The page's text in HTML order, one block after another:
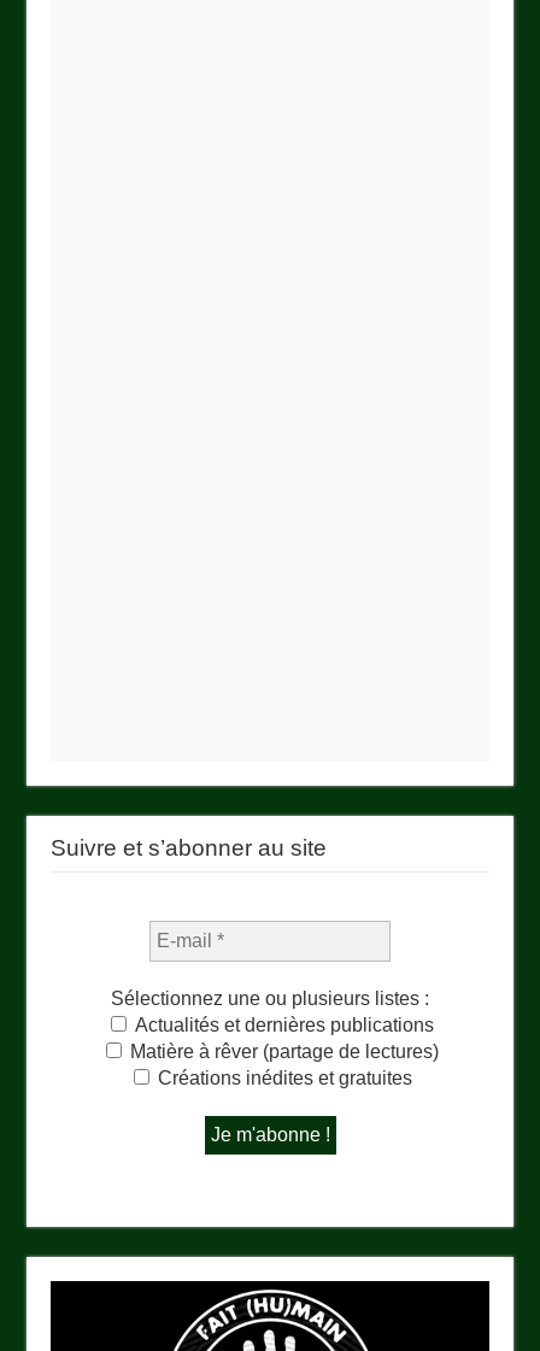
Suivre et s’abonner au site
Sélectionnez une ou plusieurs listes :
Actualités et dernières publications
Matière à rêver (partage de lectures)
Créations inédites et gratuites